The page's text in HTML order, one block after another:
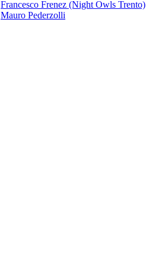
Francesco Frenez (Night Owls Trento)
Mauro Pederzolli